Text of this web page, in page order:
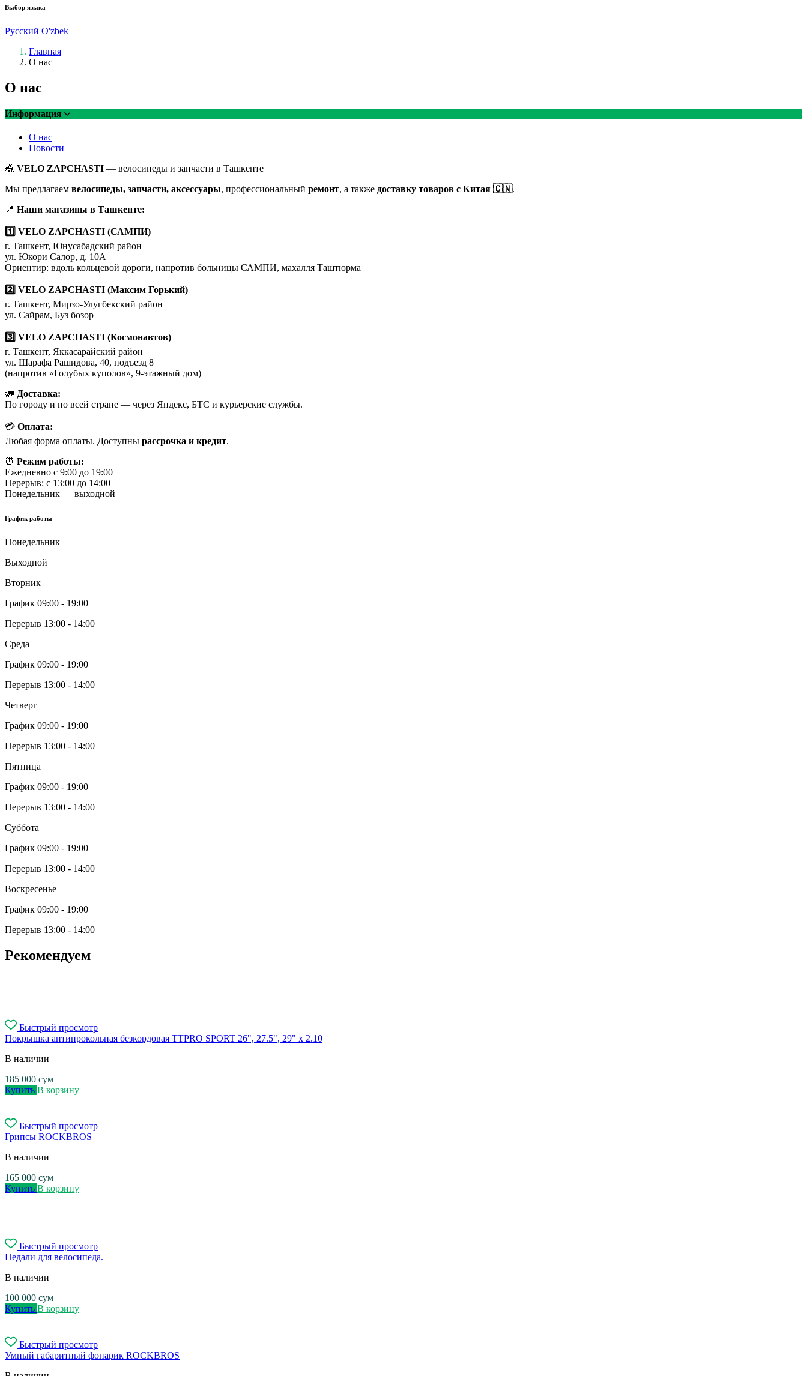
Выбор языка
Русский O'zbek
Главная
О нас
О нас
Информация
О нас
Новости
🎪 VELO ZAPCHASTI — велосипеды и запчасти в Ташкенте
Мы предлагаем велосипеды, запчасти, аксессуары, профессиональный ремонт, а также доставку товаров с Китая 🇨🇳.
📍 Наши магазины в Ташкенте:
1️⃣ VELO ZAPCHASTI (САМПИ)
г. Ташкент, Юнусабадский район
ул. Юкори Салор, д. 10А
Ориентир: вдоль кольцевой дороги, напротив больницы САМПИ, махалля Таштюрма
2️⃣ VELO ZAPCHASTI (Максим Горький)
г. Ташкент, Мирзо-Улугбекский район
ул. Сайрам, Буз бозор
3️⃣ VELO ZAPCHASTI (Космонавтов)
г. Ташкент, Яккасарайский район
ул. Шарафа Рашидова, 40, подъезд 8
(напротив «Голубых куполов», 9-этажный дом)
🚛 Доставка:
По городу и по всей стране — через Яндекс, БТС и курьерские службы.
💳 Оплата:
Любая форма оплаты. Доступны рассрочка и кредит.
⏰ Режим работы:
Ежедневно с 9:00 до 19:00
Перерыв: с 13:00 до 14:00
Понедельник — выходной
График работы
Понедельник
Выходной
Вторник
График 09:00 - 19:00
Перерыв 13:00 - 14:00
Среда
График 09:00 - 19:00
Перерыв 13:00 - 14:00
Четверг
График 09:00 - 19:00
Перерыв 13:00 - 14:00
Пятница
График 09:00 - 19:00
Перерыв 13:00 - 14:00
Суббота
График 09:00 - 19:00
Перерыв 13:00 - 14:00
Воскресенье
График 09:00 - 19:00
Перерыв 13:00 - 14:00
Рекомендуем
Быстрый просмотр
Покрышка антипрокольная безкордовая TTPRO SPORT 26", 27.5", 29" x 2.10
В наличии
185 000 сум
Купить В корзину
Быстрый просмотр
Грипсы ROCKBROS
В наличии
165 000 сум
Купить В корзину
Быстрый просмотр
Педали для велосипеда.
В наличии
100 000 сум
Купить В корзину
Быстрый просмотр
Умный габаритный фонарик ROCKBROS